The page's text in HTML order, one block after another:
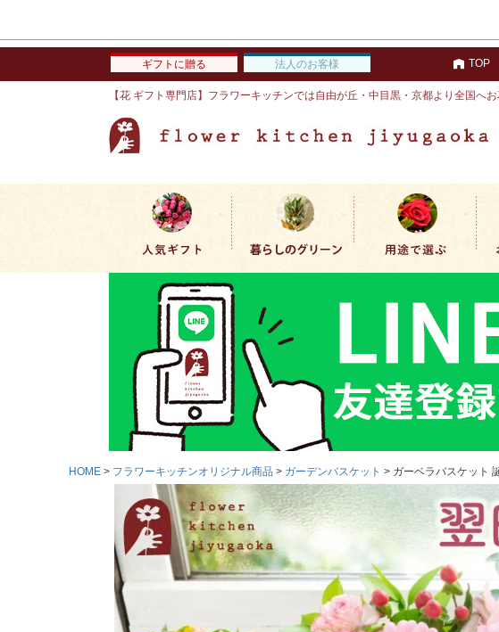
ギフトに贈る 法人のお客様 TOP
【花 ギフト専門店】フラワーキッチンでは自由が丘・中目黒・京都より全国へ
HOME フラワーキッチンオリジナル商品 ガーデンバスケット ガーベラバスケット